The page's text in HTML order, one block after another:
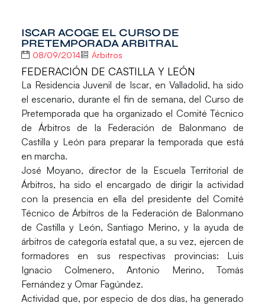
ISCAR ACOGE EL CURSO DE
PRETEMPORADA ARBITRAL
08/09/2014 Árbitros
FEDERACIÓN DE CASTILLA Y LEÓN
La Residencia Juvenil de Iscar, en Valladolid, ha sido
el escenario, durante el fin de semana, del Curso de
Pretemporada que ha organizado el Comité Técnico
de Árbitros de la Federación de Balonmano de
Castilla y León para preparar la temporada que está
en marcha.
José Moyano, director de la Escuela Territorial de
Árbitros, ha sido el encargado de dirigir la actividad
con la presencia en ella del presidente del Comité
Técnico de Árbitros de la Federación de Balonmano
de Castilla y León, Santiago Merino, y la ayuda de
árbitros de categoría estatal que, a su vez, ejercen de
formadores en sus respectivas provincias: Luis
Ignacio Colmenero, Antonio Merino, Tomás
Fernández y Omar Fagúndez.
Actividad que, por especio de dos días, ha generado